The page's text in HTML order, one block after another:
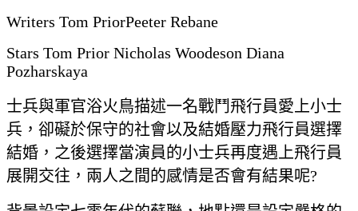
Writers Tom PriorPeeter Rebane
Stars Tom Prior Nicholas Woodeson Diana
Pozharskaya
士兵與軍官浴火鳥描述一名戰鬥飛行員愛上小士
兵，卻礙於保守的社會以及結婚壓力飛行員選擇
結婚，之後選擇當演員的小士兵再度遇上飛行員
展開交往，兩人之間的感情是否會有結果呢?